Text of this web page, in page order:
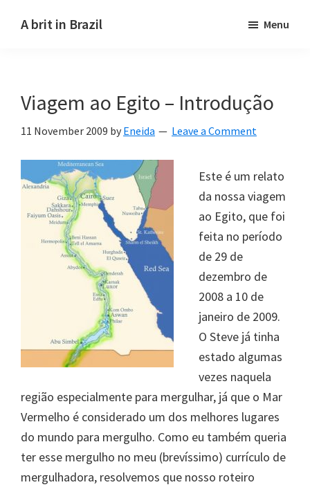
A brit in Brazil Menu
Viagem ao Egito – Introdução
11 November 2009 by Eneida Leave a Comment
Este é um relato
da nossa viagem
ao Egito, que foi
feita no período
de 29 de
dezembro de
2008 a 10 de
janeiro de 2009.
O Steve já tinha
estado algumas
vezes naquela
região especialmente para mergulhar, já que o Mar
Vermelho é considerado um dos melhores lugares
do mundo para mergulho. Como eu também queria
ter esse mergulho no meu (brevíssimo) currículo de
mergulhadora, resolvemos que nosso roteiro